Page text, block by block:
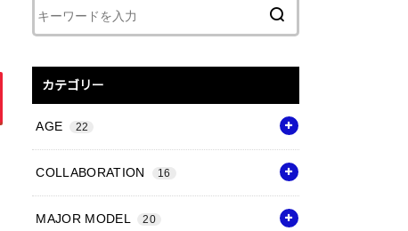
カテゴリー
AGE 22
COLLABORATION 16
MAJOR MODEL 20